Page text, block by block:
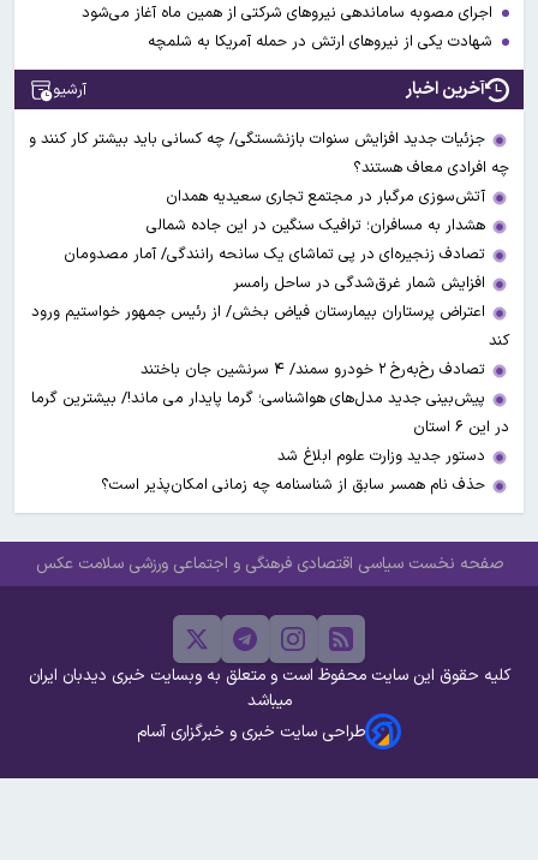
اجرای مصوبه ساماندهی نیرو‌های شرکتی از همین ماه آغاز می‌شود
شهادت یکی از نیروهای ارتش در حمله آمریکا به شلمچه
آخرین اخبار آرشیو
جزئیات جدید افزایش سنوات بازنشستگی/ چه کسانی باید بیشتر کار کنند و
چه افرادی معاف هستند؟
آتش‌سوزی مرگبار در مجتمع تجاری سعیدیه همدان
هشدار به مسافران؛ ترافیک سنگین در این جاده شمالی
تصادف زنجیره‌ای در پی تماشای یک سانحه رانندگی/ آمار مصدومان
افزایش شمار غرق‌شدگی در ساحل رامسر
اعتراض پرستاران بیمارستان فیاض بخش/ از رئیس جمهور خواستیم ورود
کند
تصادف رخ‌به‌رخ ۲ خودرو سمند/ ۴ سرنشین جان باختند
پیش‌بینی جدید مدل‌های هواشناسی؛ گرما پایدار می ماند!/ بیشترین گرما
در این ۶ استان
دستور جدید وزارت علوم ابلاغ شد
حذف نام همسر سابق از شناسنامه چه زمانی امکان‌پذیر است؟
صفحه نخست سیاسی اقتصادی فرهنگی و اجتماعی ورزشی سلامت عکس
کلیه حقوق این سایت محفوظ است و متعلق به وبسایت خبری دیدبان ایران
میباشد
طراحی سایت خبری و خبرگزاری آسام